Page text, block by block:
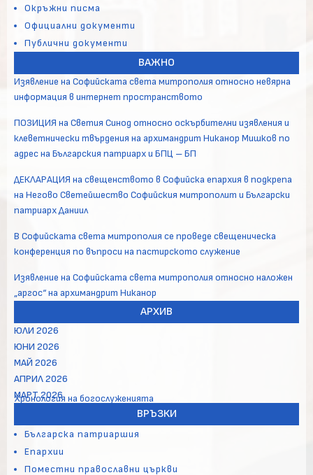
Окръжни писма
Официални документи
Публични документи
ВАЖНО
Изявление на Софийската света митрополия относно невярна
информация в интернет пространството
ПОЗИЦИЯ на Светия Синод относно оскърбителни изявления и
клеветнически твърдения на архимандрит Никанор Мишков по
адрес на Българския патриарх и БПЦ – БП
ДЕКЛАРАЦИЯ на свещенството в Софийска епархия в подкрепа
на Негово Светейшество Софийския митрополит и Български
патриарх Даниил
В Софийската света митрополия се проведе свещеническа
конференция по въпроси на пастирското служение
Изявление на Софийската света митрополия относно наложен
„аргос“ на архимандрит Никанор
АРХИВ
ЮЛИ 2026
ЮНИ 2026
МАЙ 2026
АПРИЛ 2026
МАРТ 2026
Хронология на богослуженията
ВРЪЗКИ
Българска патриаршия
Епархии
Поместни православни църкви